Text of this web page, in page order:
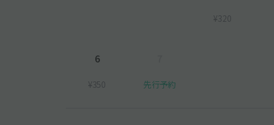
¥320
6
¥350 先行予約